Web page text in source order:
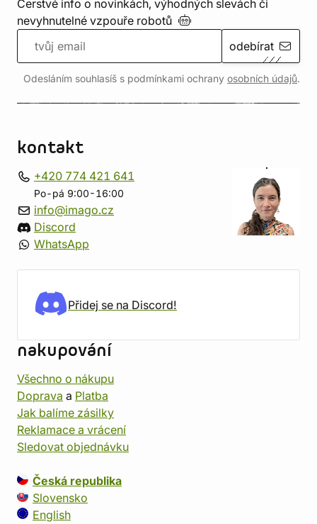
Čerstvé info o novinkách, výhodných slevách či
nevyhnutelné vzpouře robotů
odebírat
Odesláním souhlasíš s podmínkami ochrany osobních údajů.
kontakt
+420 774 421 641
Po-pá 9:00-16:00
info@imago.cz
Discord
WhatsApp
Přidej se na Discord!
nakupování
Všechno o nákupu
Doprava a Platba
Jak balíme zásilky
Reklamace a vrácení
Sledovat objednávku
Česká republika
Slovensko
English